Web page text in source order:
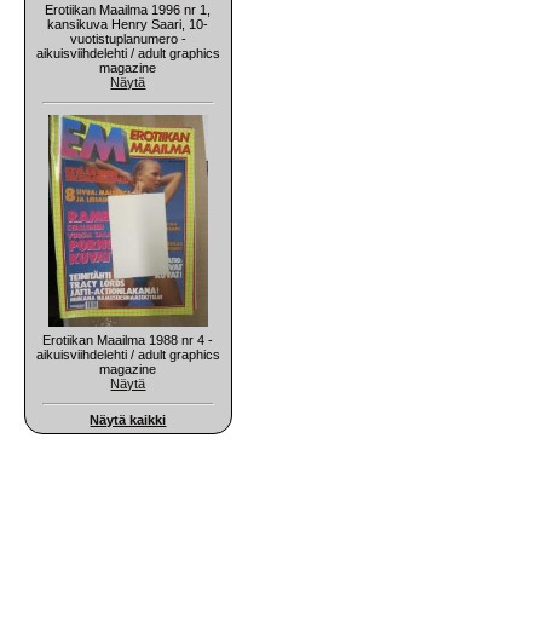
Erotiikan Maailma 1996 nr 1,
kansikuva Henry Saari, 10-
vuotistuplanumero -
aikuisviihdelehti / adult graphics
magazine
Näytä
Erotiikan Maailma 1988 nr 4 -
aikuisviihdelehti / adult graphics
magazine
Näytä
Näytä kaikki